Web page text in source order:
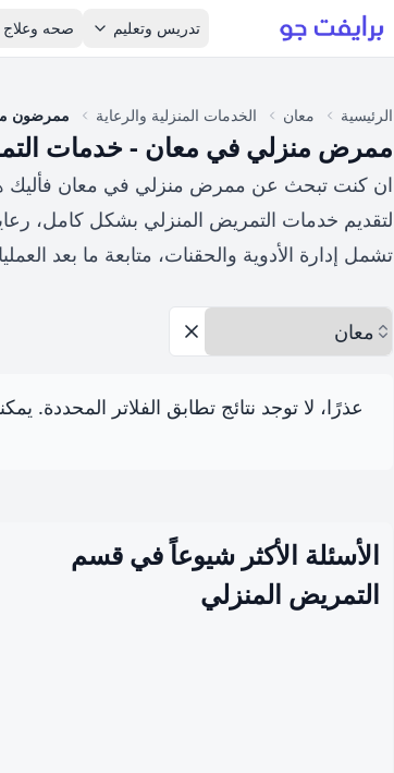
تدريس وتعليم صحه وعلاج
الرئيسية معان الخدمات المنزلية والرعاية ممرضون
ممرض منزلي في معان - خدمات
ان كنت تبحث عن ممرض منزلي في معان فأليك
لتقديم خدمات التمريض المنزلي بشكل كامل،
تشمل إدارة الأدوية والحقنات، متابعة ما بعد
اختر المحافظة
إزالة الخيارات
عذرًا، لا توجد نتائج تطابق الفلاتر المحددة.
الأسئلة الأكثر شيوعاً في قسم
التمريض المنزلي